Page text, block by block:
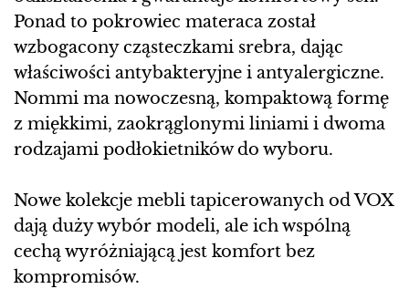
Ponad to pokrowiec materaca został
wzbogacony cząsteczkami srebra, dając
właściwości antybakteryjne i antyalergiczne.
Nommi ma nowoczesną, kompaktową formę
z miękkimi, zaokrąglonymi liniami i dwoma
rodzajami podłokietników do wyboru.
Nowe kolekcje mebli tapicerowanych od VOX
dają duży wybór modeli, ale ich wspólną
cechą wyróżniającą jest komfort bez
kompromisów.